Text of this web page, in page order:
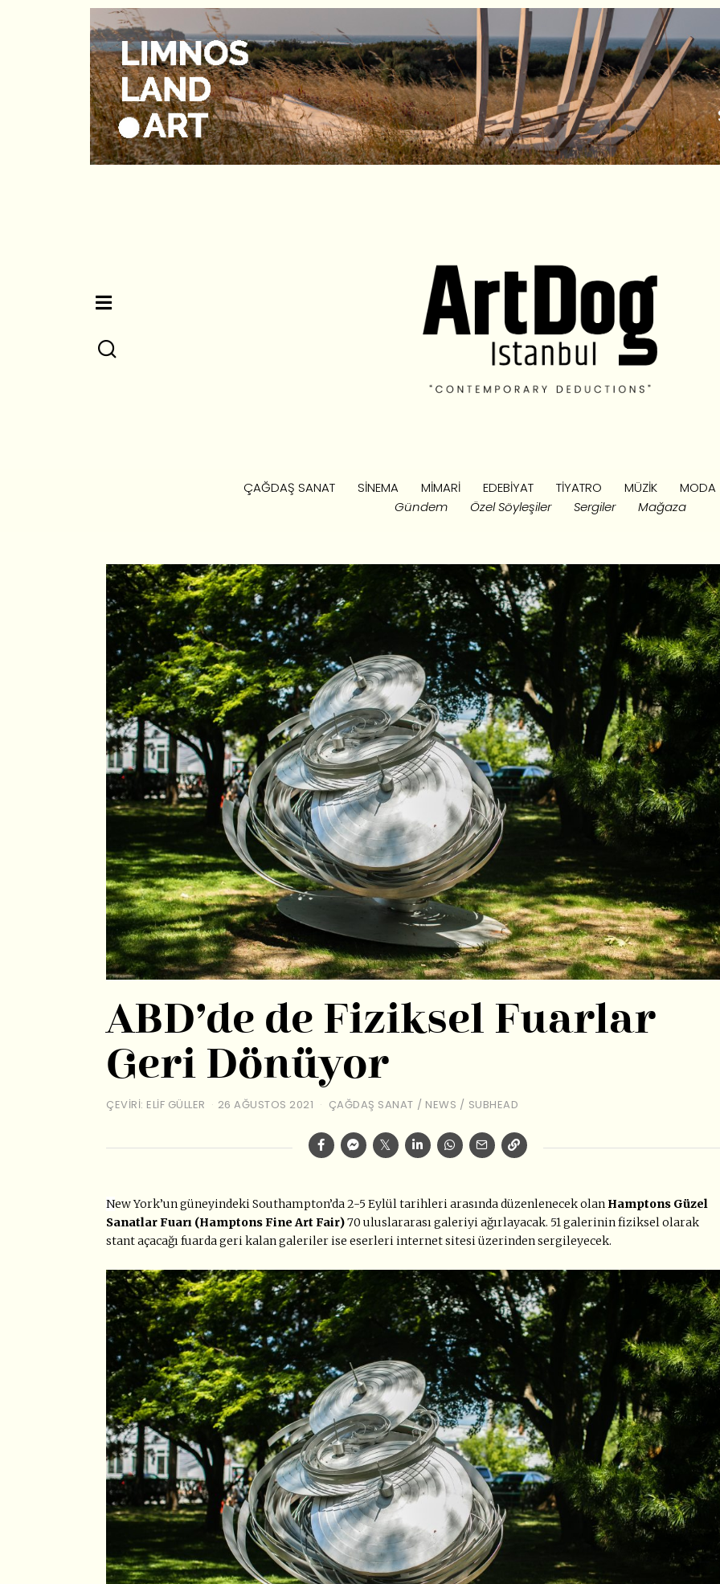
ÇAĞDAŞ SANAT SINEMA MIMARI EDEBIYAT TIYATRO MÜZIK
MODA
Gündem
Özel Söyleşiler Sergiler Mağaza
ABD’de de Fiziksel Fuarlar
Geri Dönüyor
ÇEVIRI: ELIF GÜLLER 26 AĞUSTOS 2021 ÇAĞDAŞ SANAT / NEWS / SUBHEAD
New York’un güneyindeki Southampton’da 2-5 Eylül tarihleri arasında düzenlenecek olan Hamptons Güzel
Sanatlar Fuarı (Hamptons Fine Art Fair)70 uluslararası galeriyi ağırlayacak. 51 galerinin fiziksel olarak
stant açacağı fuarda geri kalan galeriler ise eserleri internet sitesi üzerinden sergileyecek.